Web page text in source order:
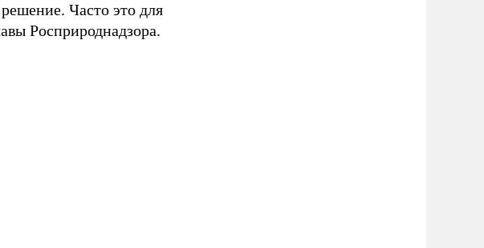
Часто это для
Росприроднадзора.